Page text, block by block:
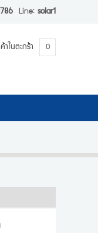
Line: solar1
าในตะกร้า 0